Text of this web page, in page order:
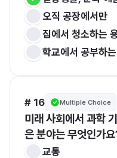
오직 공장에서만
집에서 청소하는
학교에서 공부하
# 16 Multiple Choice
미래 사회에서 과학
은 분야는 무엇인가
교통